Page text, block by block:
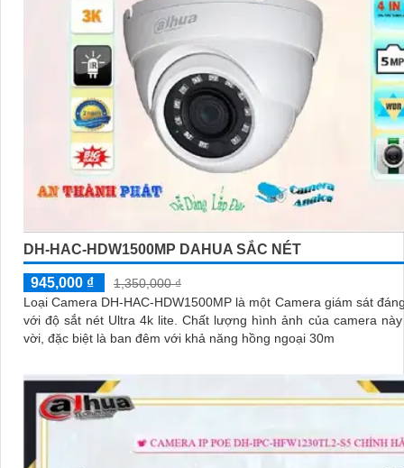
DH-HAC-HDW1500MP DAHUA SẮC NÉT
945,000 ₫
1,350,000 ₫
Loại Camera DH-HAC-HDW1500MP là một Camera giám sát
với độ sắt nét Ultra 4k lite. Chất lượng hình ảnh của camera này là tuyệt
vời, đặc biệt là ban đêm với khả năng hồng ngoại 30m